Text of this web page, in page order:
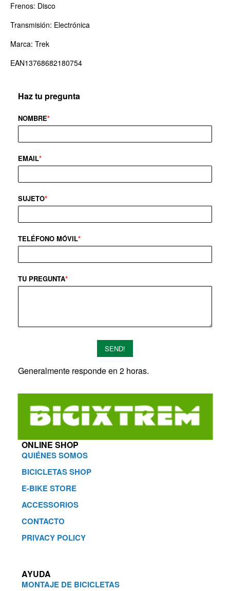
Frenos: Disco
Transmisión: Electrónica
Marca: Trek
EAN13768682180754
Haz tu pregunta
NOMBRE*
EMAIL*
SUJETO*
TELÉFONO MÓVIL*
TU PREGUNTA*
SEND!
Generalmente responde en 2 horas.
ONLINE SHOP
QUIÉNES SOMOS
BICICLETAS SHOP
E-BIKE STORE
ACCESSORIOS
CONTACTO
PRIVACY POLICY
AYUDA
MONTAJE DE BICICLETAS